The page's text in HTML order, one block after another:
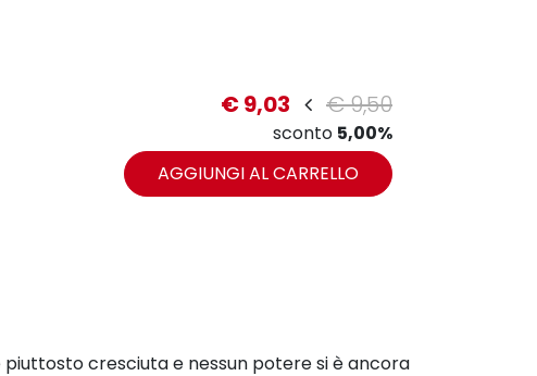
€ 9,03 € 9,50
sconto 5,00%
AGGIUNGI AL CARRELLO
cresciuta e nessun potere si è ancora